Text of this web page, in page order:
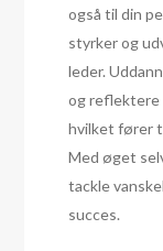
også til din
styrker og
leder.
og reflektere
hvilket fører
Med øget
tackle
succes.